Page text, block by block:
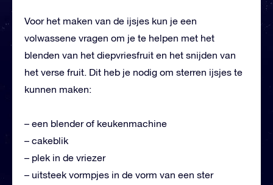
Voor het maken van de ijsjes kun je een
volwassene vragen om je te helpen met het
blenden van het diepvriesfruit en het snijden van
het verse fruit. Dit heb je nodig om sterren ijsjes te
kunnen maken:
– een blender of keukenmachine
– cakeblik
– plek in de vriezer
– uitsteek vormpjes in de vorm van een ster